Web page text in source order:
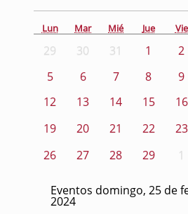
Lun Mar Mié Jue Vie
29 30 31 1 2
5
6 7 8 9
12
13 14 15 16
19
20 21 22 23
26
27 28 29 1
Eventos domingo, 25 de
2024